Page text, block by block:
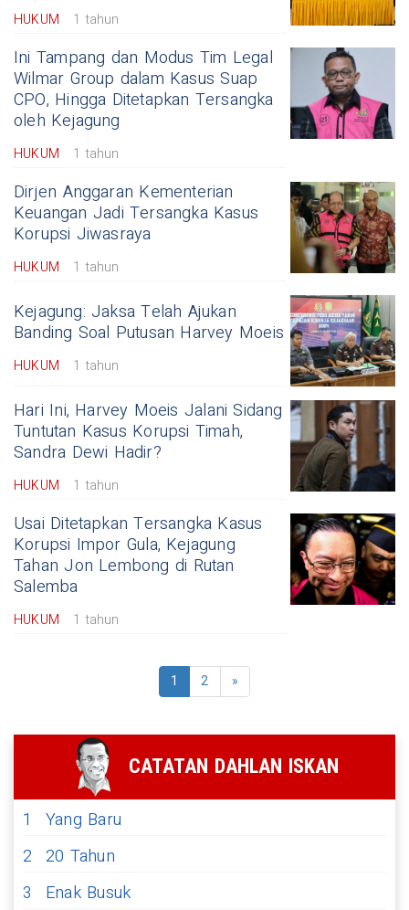
HUKUM 1 tahun
Ini Tampang dan Modus Tim Legal
Wilmar Group dalam Kasus Suap
CPO, Hingga Ditetapkan Tersangka
oleh Kejagung
HUKUM 1 tahun
Dirjen Anggaran Kementerian
Keuangan Jadi Tersangka Kasus
Korupsi Jiwasraya
HUKUM 1 tahun
Kejagung: Jaksa Telah Ajukan
Banding Soal Putusan Harvey Moeis
HUKUM 1 tahun
Hari Ini, Harvey Moeis Jalani Sidang
Tuntutan Kasus Korupsi Timah,
Sandra Dewi Hadir?
HUKUM 1 tahun
Usai Ditetapkan Tersangka Kasus
Korupsi Impor Gula, Kejagung
Tahan Jon Lembong di Rutan
Salemba
HUKUM 1 tahun
1 2 »
CATATAN DAHLAN ISKAN
1
Yang Baru
2 20 Tahun
3
Enak Busuk